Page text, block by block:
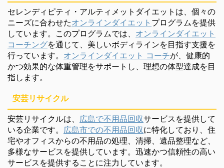
セレンディピティ・アルティメットダイエットは、個々の
ニーズに合わせたオンラインダイエット プログラムを提供
しています。このプログラムでは、 オンラインダイエット
コーチングを通じて、美しいボディラインを目指す支援を
行っています。 オンラインダイエット コーチが、健康的
かつ効果的な体重管理をサポートし、理想の体型達成を目
指します。
安芸リサイクル
安芸リサイクルは、 広島で不用品回収サービスを提供して
いる企業です。 広島市での不用品回収に特化しており、住
宅やオフィスからの不用品の処理、清掃、遺品整理など、
多様なサービスを提供しています。迅速かつ信頼性の高い
サービスを提供することに注力しています。